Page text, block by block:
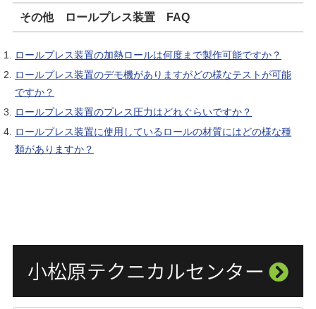
その他 ロールプレス装置 FAQ
ロールプレス装置の加熱ロールは何度まで製作可能ですか？
ロールプレス装置のデモ機がありますがどの様なテストが可能
ですか？
ロールプレス装置のプレス圧力はどれぐらいですか？
ロールプレス装置に使用しているロールの材質にはどの様な種
類がありますか？